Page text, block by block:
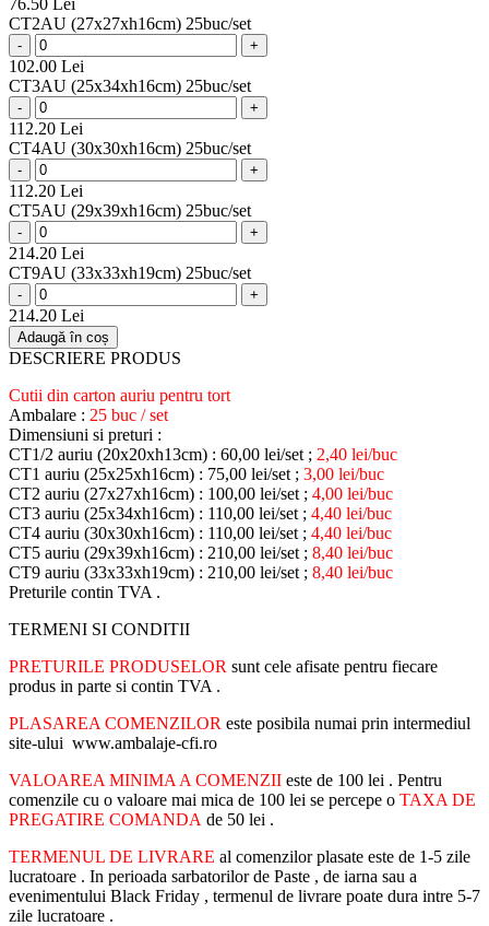
CT2AU (27x27xh16cm) 25buc/set
- +
102.00 Lei
CT3AU (25x34xh16cm) 25buc/set
- +
112.20 Lei
CT4AU (30x30xh16cm) 25buc/set
- +
112.20 Lei
CT5AU (29x39xh16cm) 25buc/set
- +
214.20 Lei
CT9AU (33x33xh19cm) 25buc/set
- +
214.20 Lei
Adaugă în coș
DESCRIERE PRODUS
Cutii din carton auriu pentru tort
Ambalare : 25 buc / set
Dimensiuni si preturi :
CT1/2 auriu (20x20xh13cm) : 60,00 lei/set ; 2,40 lei/buc
CT1 auriu (25x25xh16cm) : 75,00 lei/set ; 3,00 lei/buc
CT2 auriu (27x27xh16cm) : 100,00 lei/set ; 4,00 lei/buc
CT3 auriu (25x34xh16cm) : 110,00 lei/set ; 4,40 lei/buc
CT4 auriu (30x30xh16cm) : 110,00 lei/set ; 4,40 lei/buc
CT5 auriu (29x39xh16cm) : 210,00 lei/set ; 8,40 lei/buc
CT9 auriu (33x33xh19cm) : 210,00 lei/set ; 8,40 lei/buc
Preturile contin TVA .
TERMENI SI CONDITII
PRETURILE PRODUSELOR sunt cele afisate pentru fiecare
produs in parte si contin TVA .
PLASAREA COMENZILOR este posibila numai prin intermediul
site-ului www.ambalaje-cfi.ro
VALOAREA MINIMA A COMENZII este de 100 lei . Pentru
comenzile cu o valoare mai mica de 100 lei se percepe o TAXA DE
PREGATIRE COMANDA de 50 lei .
TERMENUL DE LIVRARE al comenzilor plasate este de 1-5 zile
lucratoare . In perioada sarbatorilor de Paste , de iarna sau a
evenimentului Black Friday , termenul de livrare poate dura intre 5-7
zile lucratoare .